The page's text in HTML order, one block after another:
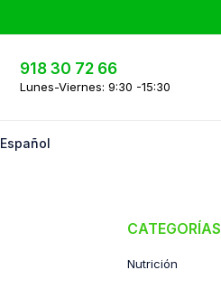
918 30 72 66
Lunes-Viernes: 9:30 -15:30
Español
CATEGORÍAS
Nutrición